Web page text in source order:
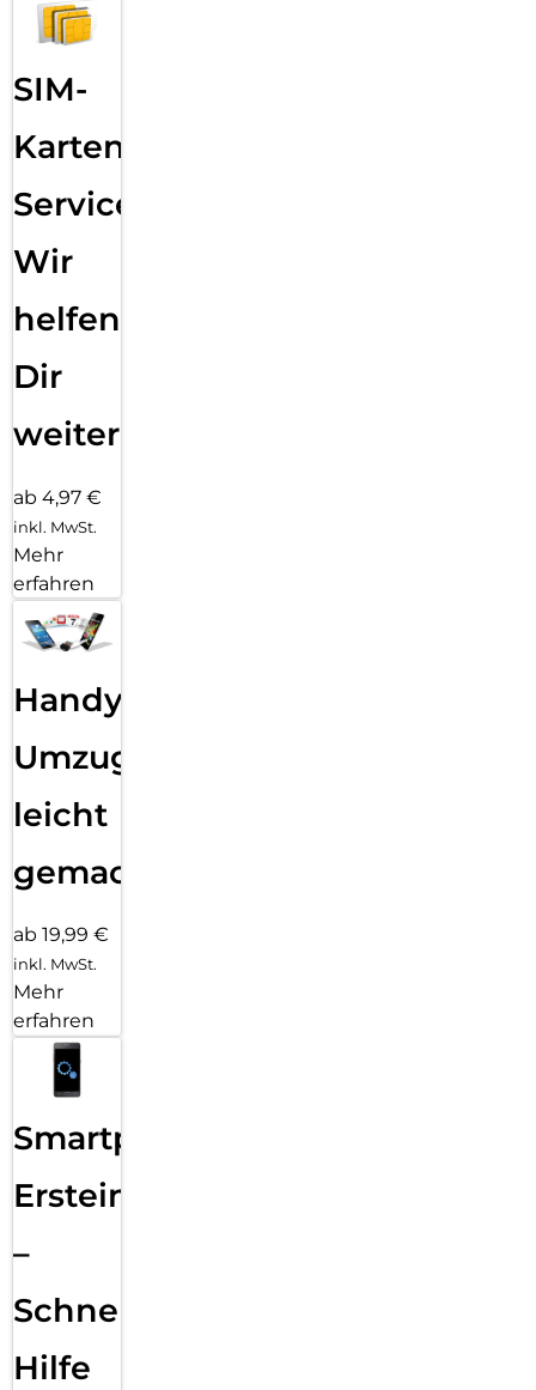
SIM-
Karten
Service:
Wir
helfen
Dir
weiter
ab 4,97 €
inkl. MwSt.
Mehr
erfahren
Handy
Umzug
leicht
gemacht!
ab 19,99 €
inkl. MwSt.
Mehr
erfahren
Smartphone
Ersteinrichtung
–
Schnelle
Hilfe